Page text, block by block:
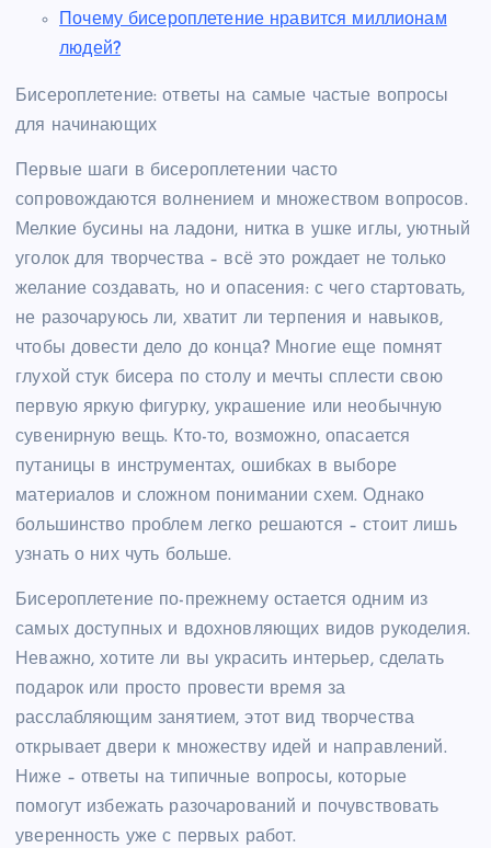
Почему бисероплетение нравится миллионам
людей?
Бисероплетение: ответы на самые частые вопросы
для начинающих
Первые шаги в бисероплетении часто
сопровождаются волнением и множеством вопросов.
Мелкие бусины на ладони, нитка в ушке иглы, уютный
уголок для творчества – всё это рождает не только
желание создавать, но и опасения: с чего стартовать,
не разочаруюсь ли, хватит ли терпения и навыков,
чтобы довести дело до конца? Многие еще помнят
глухой стук бисера по столу и мечты сплести свою
первую яркую фигурку, украшение или необычную
сувенирную вещь. Кто-то, возможно, опасается
путаницы в инструментах, ошибках в выборе
материалов и сложном понимании схем. Однако
большинство проблем легко решаются – стоит лишь
узнать о них чуть больше.
Бисероплетение по-прежнему остается одним из
самых доступных и вдохновляющих видов рукоделия.
Неважно, хотите ли вы украсить интерьер, сделать
подарок или просто провести время за
расслабляющим занятием, этот вид творчества
открывает двери к множеству идей и направлений.
Ниже – ответы на типичные вопросы, которые
помогут избежать разочарований и почувствовать
уверенность уже с первых работ.